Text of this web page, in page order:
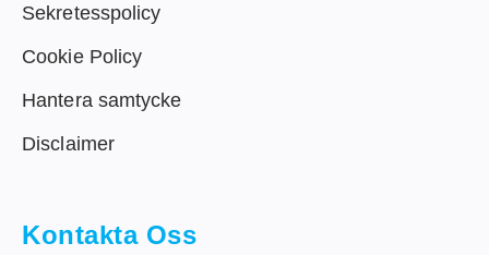
Sekretesspolicy
Cookie Policy
Hantera samtycke
Disclaimer
Kontakta Oss